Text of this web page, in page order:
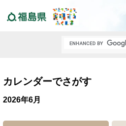
カレンダーでさがす
2026年6月